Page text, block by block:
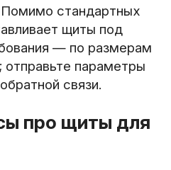
Помимо стандартных
щиты под
— по размерам
отправьте параметры
связи.
про щиты для